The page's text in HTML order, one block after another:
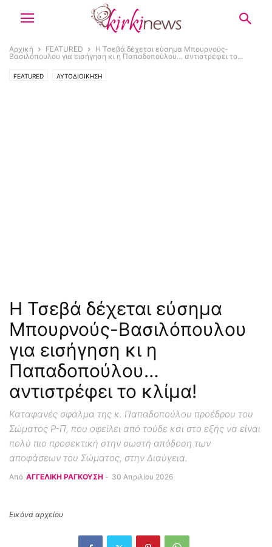
Αρχική FEATURED
Η Τσεβά δέχεται εύσημα Μπουρνούς-
Βασιλόπουλου για εισήγηση κι η Παπαδοπούλου… αντιστρέφει το...
FEATURED ΑΥΤΟΔΙΟΙΚΗΣΗ
Η Τσεβά δέχεται εύσημα
Μπουρνούς-Βασιλόπουλου
για εισήγηση κι η
Παπαδοπούλου…
αντιστρέφει το κλίμα!
Καταφανές σφάλμα της κ. Παπαδοπούλου προέδρου του
Σώματος Ρ-Π, που οφείλει από τούδε και στο εξής να είναι
πολύ πιο προσεκτική στην σωστή απόδοση των
αποφάσεων του Σώματος, στην Διαύγεια.
Από ΑΓΓΕΛΙΚΗ ΡΑΓΚΟΥΣΗ - 30 Απριλίου 2026
Εικόνα αρχείου